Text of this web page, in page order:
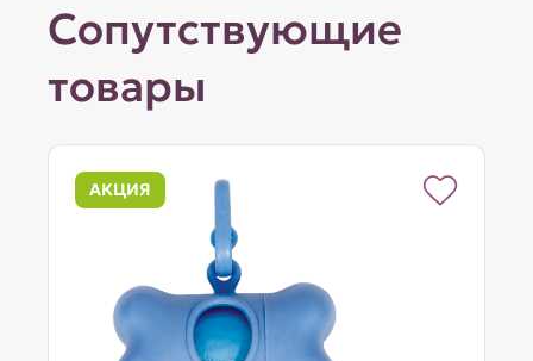
Сопутствующие
товары
АКЦИЯ